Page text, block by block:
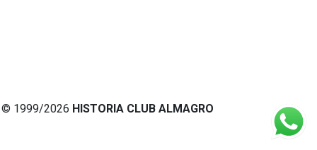
© 1999/2026 HISTORIA CLUB ALMAGRO